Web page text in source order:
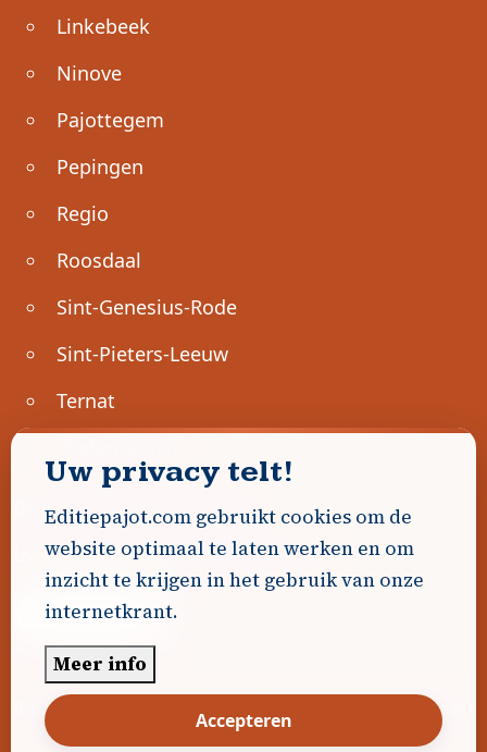
Linkebeek
Ninove
Pajottegem
Pepingen
Regio
Roosdaal
Sint-Genesius-Rode
Sint-Pieters-Leeuw
Ternat
Geen advertenties gevonden.
Uw advertentie hier? Contacteer ons!
Word Partner!
© 2026 Editiepajot.com
Algemene voorwaarden
|Disclaimer Privacybeleid Cookiebeleid|
Uw privacy telt!
Editiepajot.com gebruikt cookies om de
website optimaal te laten werken en om
inzicht te krijgen in het gebruik van onze
internetkrant.
Meer info
Accepteren